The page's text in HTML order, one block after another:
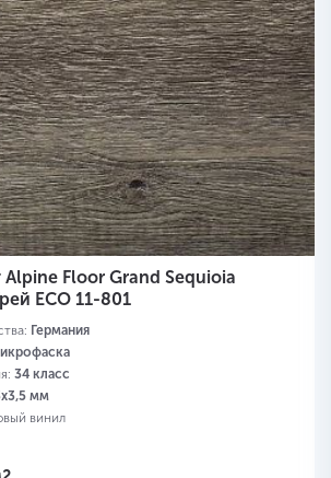
Alpine Floor Grand Sequioia
ЕСО 11-801
Германия
34 класс
мм
винил